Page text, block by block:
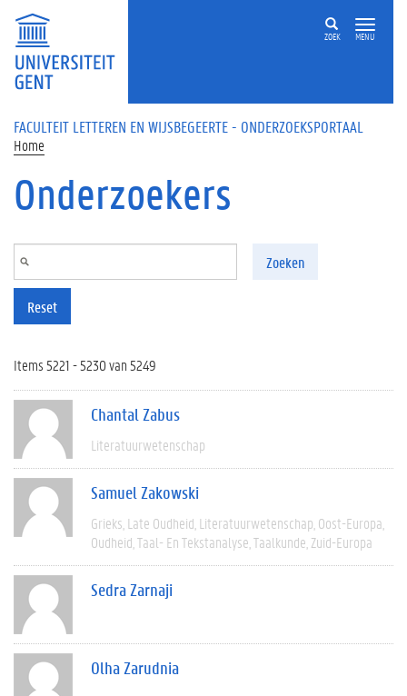
Overslaan en naar de inhoud gaan
ZOEK MENU
FACULTEIT LETTEREN EN WIJSBEGEERTE - ONDERZOEKSPORTAAL
Home
Onderzoekers
Zoeken
Reset
Items 5221 - 5230 van 5249
Chantal Zabus
Literatuurwetenschap
Samuel Zakowski
Grieks Late Oudheid Literatuurwetenschap Oost-Europa
Oudheid Taal- En Tekstanalyse Taalkunde Zuid-Europa
Sedra Zarnaji
Olha Zarudnia